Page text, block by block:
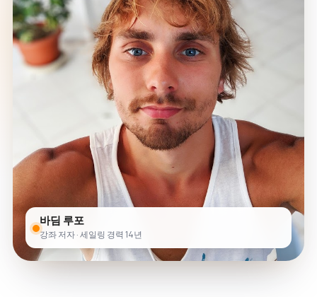
바딤 루포
강좌 저자 · 세일링 경력 14년